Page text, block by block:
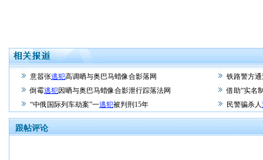
意嚣张逃犯高调晒与奥巴马蜡像合影落网
铁路警方
倒霉逃犯因晒与奥巴马蜡像合影泄行踪落法网
借助“实名
“中俄国际列车劫案”一逃犯被判刑15年 民警骗杀人
跟帖评论